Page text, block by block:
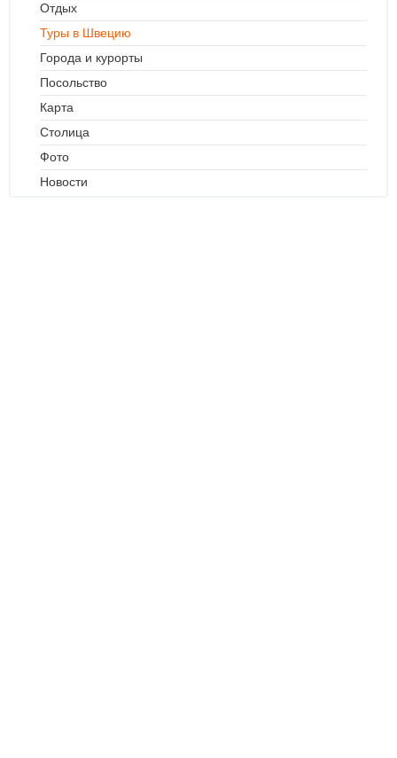
Отдых
Туры в Швецию
Города и курорты
Посольство
Карта
Столица
Фото
Новости